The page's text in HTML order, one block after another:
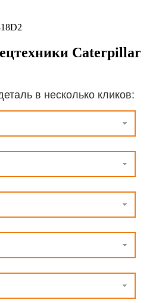
Caterpillar
в несколько кликов: